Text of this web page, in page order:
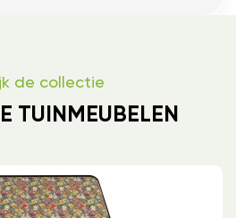
de collectie
TUINMEUBELEN